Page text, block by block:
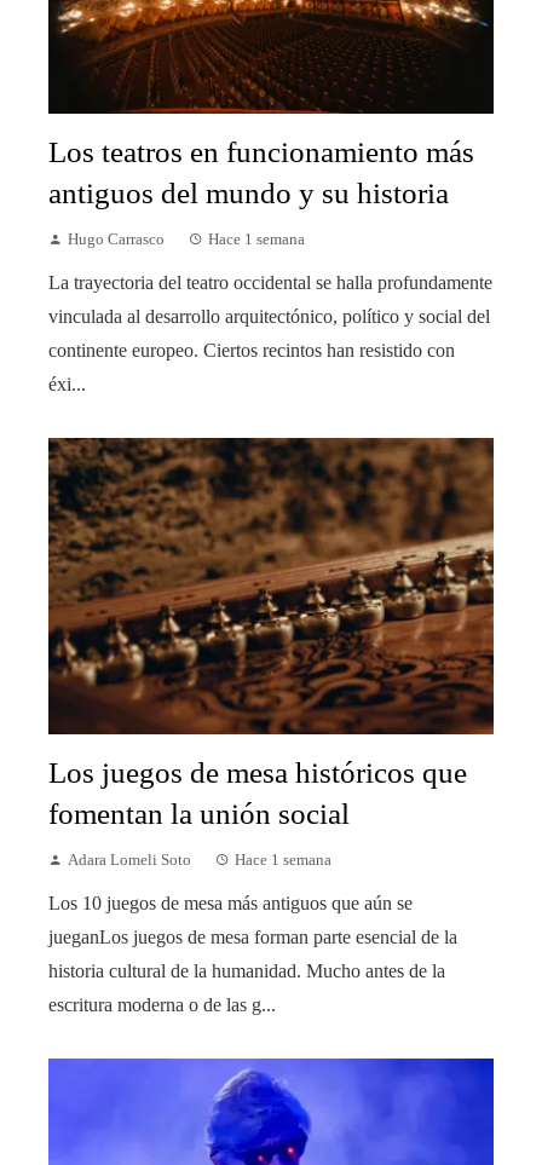
Los teatros en funcionamiento más
antiguos del mundo y su historia
Hugo Carrasco Hace 1 semana
La trayectoria del teatro occidental se halla profundamente
vinculada al desarrollo arquitectónico, político y social del
continente europeo. Ciertos recintos han resistido con
éxi...
Los juegos de mesa históricos que
fomentan la unión social
Adara Lomeli Soto Hace 1 semana
Los 10 juegos de mesa más antiguos que aún se
jueganLos juegos de mesa forman parte esencial de la
historia cultural de la humanidad. Mucho antes de la
escritura moderna o de las g...